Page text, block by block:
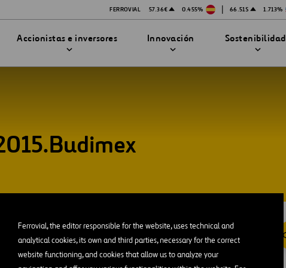
Ferrovial, the editor responsible for the website, uses technical and
analytical cookies, its own and third parties, necessary for the correct
website functioning, and cookies that allow us to analyze your
FERROVIAL 57.36€ 0.455% | 66.51$ 1.713%
DE INNOVACIÓN
Tecnologías
STEM
Proyectos Financiados
Accionistas e inversores Innovación Sostenibilidad